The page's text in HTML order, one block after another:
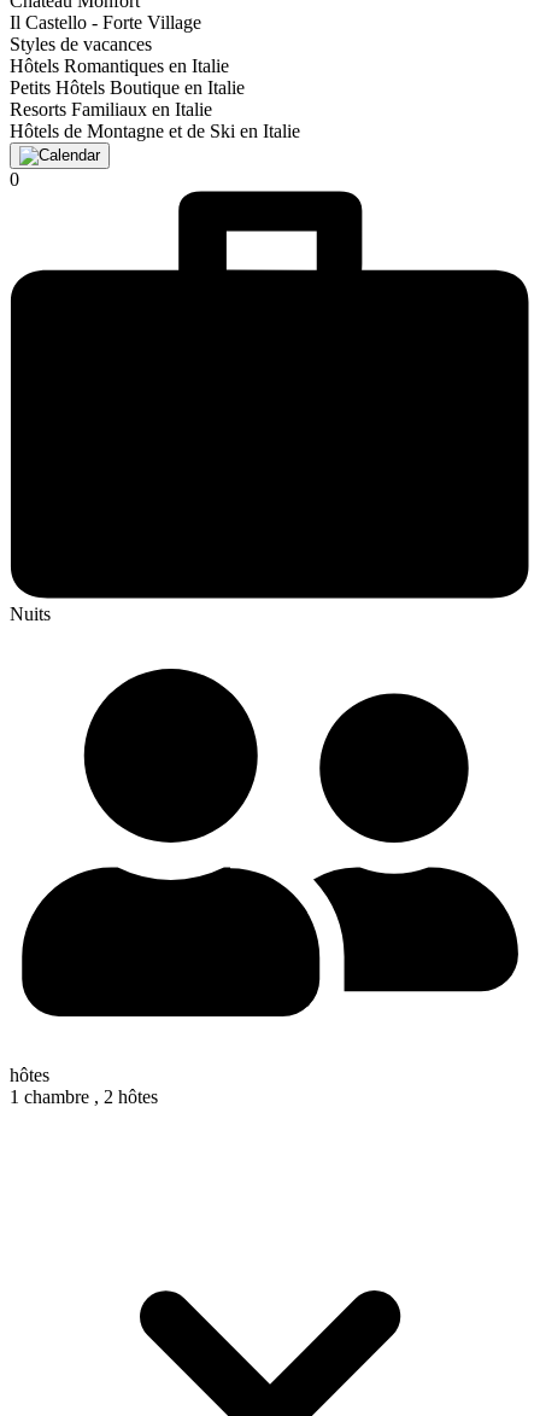
Il Castello - Forte Village
Styles de vacances
Hôtels Romantiques en Italie
Petits Hôtels Boutique en Italie
Resorts Familiaux en Italie
Hôtels de Montagne et de Ski en Italie
0
Nuits
hôtes
1 chambre , 2 hôtes